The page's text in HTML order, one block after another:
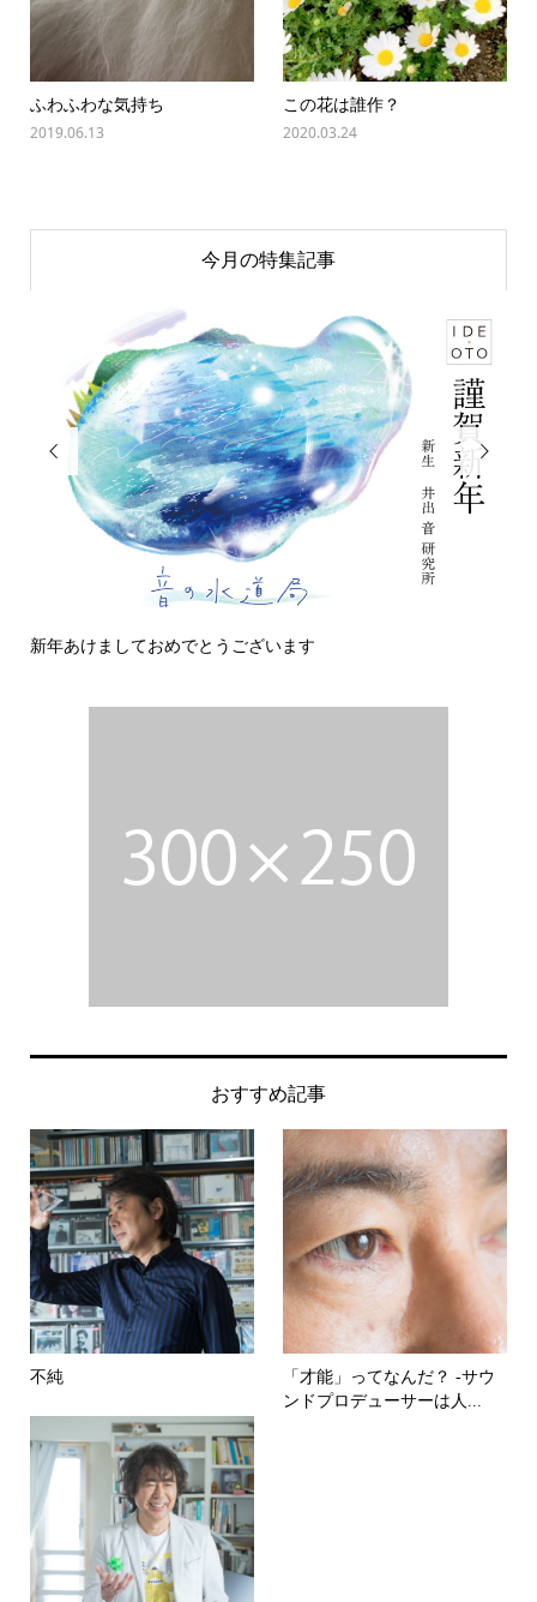
ふわふわな気持ち
2019.06.13
この花は誰作？
2020.03.24
今月の特集記事

新年あけましておめでとうございます

おすすめ記事
不純
「才能」ってなんだ？ -サウ
ンドプロデューサーは人...